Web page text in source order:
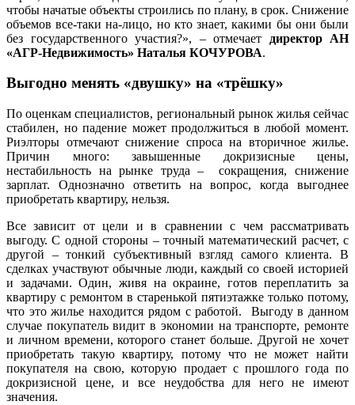
чтобы начатые объекты строились по плану, в срок. Снижение
объемов все-таки на-лицо, но кто знает, какими бы они были
без государственного участия?», – отмечает директор АН
«АГР-Недвижимость» Наталья КОЧУРОВА.
Выгодно менять «двушку» на «трёшку»
По оценкам специалистов, региональный рынок жилья сейчас
стабилен, но падение может продолжиться в любой момент.
Риэлторы отмечают снижение спроса на вторичное жилье.
Причин много: завышенные докризисные цены,
нестабильность на рынке труда – сокращения, снижение
зарплат. Однозначно ответить на вопрос, когда выгоднее
приобретать квартиру, нельзя.
Все зависит от цели и в сравнении с чем рассматривать
выгоду. С одной стороны – точный математический расчет, с
другой – тонкий субъективный взгляд самого клиента. В
сделках участвуют обычные люди, каждый со своей историей
и задачами. Один, живя на окраине, готов переплатить за
квартиру с ремонтом в старенькой пятиэтажке только потому,
что это жилье находится рядом с работой. Выгоду в данном
случае покупатель видит в экономии на транспорте, ремонте
и личном времени, которого станет больше. Другой не хочет
приобретать такую квартиру, потому что не может найти
покупателя на свою, которую продает с прошлого года по
докризисной цене, и все неудобства для него не имеют
значения.